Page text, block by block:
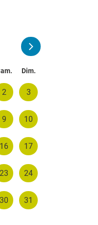
Dim.
2 3
9 10
16 17
23 24
30 31